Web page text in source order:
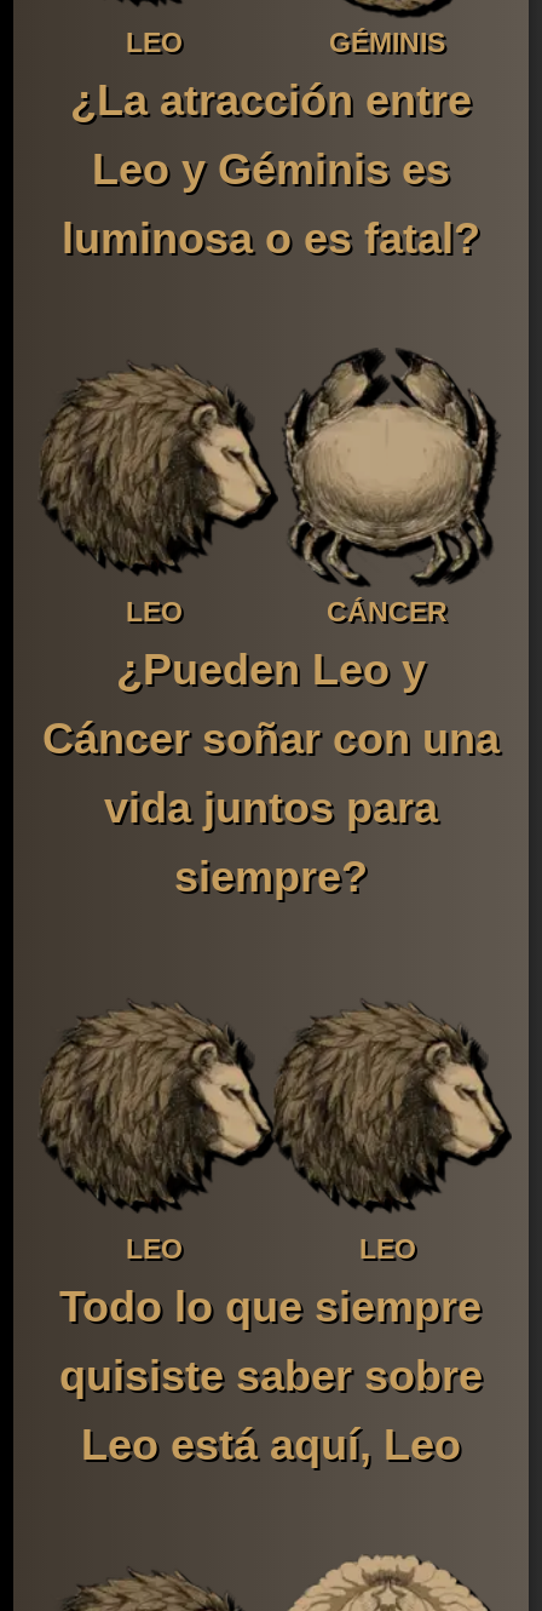
LEO GÉMINIS
¿La atracción entre
Leo y Géminis es
luminosa o es fatal?
LEO CÁNCER
¿Pueden Leo y
Cáncer soñar con una
vida juntos para
siempre?
LEO LEO
Todo lo que siempre
quisiste saber sobre
Leo está aquí, Leo